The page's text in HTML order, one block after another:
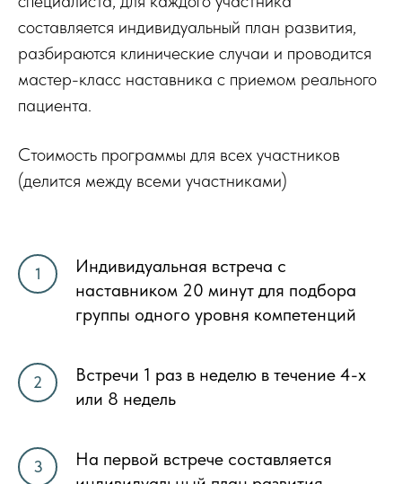
составляется индивидуальный план развития,
разбираются клинические случаи и проводится
мастер-класс наставника с приемом реального
пациента.
Стоимость программы для всех участников
(делится между всеми участниками)
Индивидуальная встреча с
наставником 20 минут для подбора
группы одного уровня компетенций
Встречи 1 раз в неделю в течение 4-х
или 8 недель
На первой встрече составляется